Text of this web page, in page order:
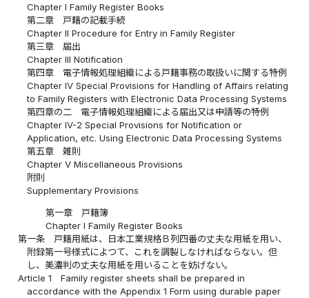
Chapter I Family Register Books
第二章 戸籍の記載手続
Chapter II Procedure for Entry in Family Register
第三章 届出
Chapter III Notification
第四章 電子情報処理組織による戸籍事務の取扱いに関する特例
Chapter IV Special Provisions for Handling of Affairs relating
to Family Registers with Electronic Data Processing Systems
第四章の二 電子情報処理組織による届出又は申請等の特例
Chapter IV-2 Special Provisions for Notification or
Application, etc. Using Electronic Data Processing Systems
第五章 雑則
Chapter V Miscellaneous Provisions
附則
Supplementary Provisions
第一章 戸籍簿
Chapter I Family Register Books
第一条
戸籍用紙は、日本工業規格Ｂ列四番の丈夫な用紙を用い、
附録第一号様式によつて、これを調製しなければならない。但
し、美濃判の丈夫な用紙を用いることを妨げない。
Article 1
Family register sheets shall be prepared in
accordance with the Appendix 1 Form using durable paper